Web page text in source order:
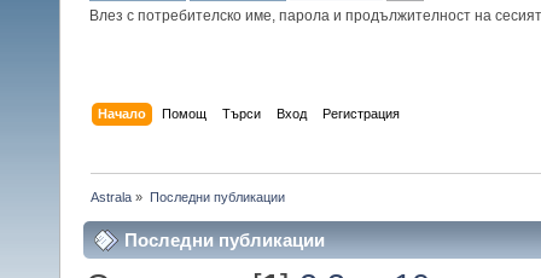
Влез с потребителско име, парола и продължителност на
Начало Помощ Търси Вход Регистрация
Astrala » Последни публикации
Последни публикации